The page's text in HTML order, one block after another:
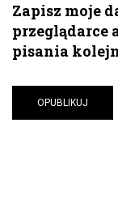
Zapisz moje
przeglądarce
pisania